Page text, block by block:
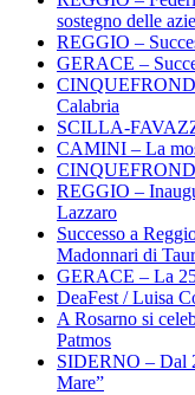
sostegno delle
REGGIO –
GERACE –
Calabria
SCILLA-
CAMINI – La
REGGIO –
Lazzaro
Successo a
Madonnari di
GERACE – La
DeaFest / Luisa
A Rosarno si
Patmos
SIDERNO – Dal
Mare”